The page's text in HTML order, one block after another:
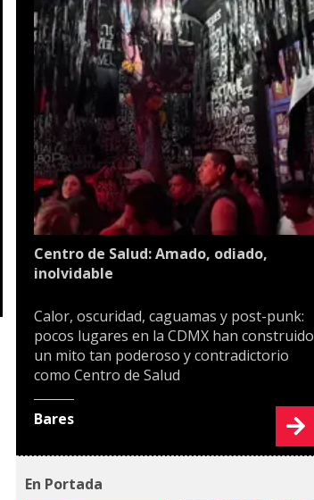
Centro de Salud: Amado, odiado,
inolvidable
Calor, oscuridad, caguamas y post-punk:
pocos lugares en la CDMX han construido
un mito tan poderoso y contradictorio
como Centro de Salud
Bares
En Portada